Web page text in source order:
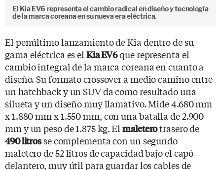
El Kia EV6 representa el cambio radical en diseño y tecnología
de la marca coreana en su nueva era eléctrica.
El penúltimo lanzamiento de Kia dentro de su
gama eléctrica es el Kia EV6que representa el
cambio integral de la marca coreana en cuanto a
diseño. Su formato crossover a medio camino entre
un hatchback y un SUV da como resultado una
silueta y un diseño muy llamativo. Mide 4.680 mm
x 1.880 mm x 1.550 mm, con una batalla de 2.900
mm y un peso de 1.875 kg. Elmaleterotrasero de
490 litrosse complementa con un segundo
maletero de 52 litros de capacidad bajo el capó
delantero, muy útil para guardar los cables de